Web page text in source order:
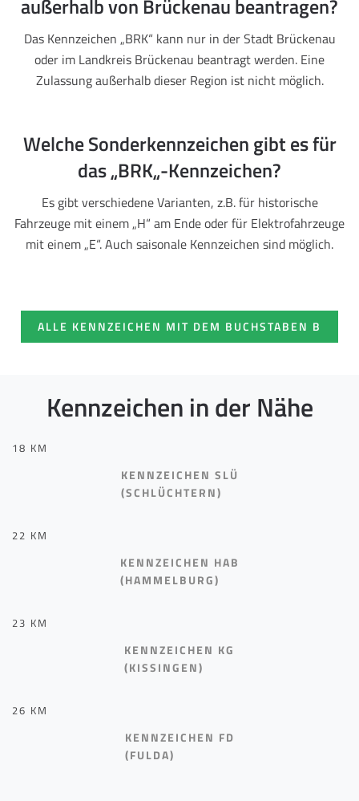
außerhalb von Brückenau beantragen?
Das Kennzeichen „BRK“ kann nur in der Stadt Brückenau
oder im Landkreis Brückenau beantragt werden. Eine
Zulassung außerhalb dieser Region ist nicht möglich.
Welche Sonderkennzeichen gibt es für
das „BRK„-Kennzeichen?
Es gibt verschiedene Varianten, z.B. für historische
Fahrzeuge mit einem „H“ am Ende oder für Elektrofahrzeuge
mit einem „E“. Auch saisonale Kennzeichen sind möglich.
ALLE KENNZEICHEN MIT DEM BUCHSTABEN B
Kennzeichen in der Nähe
18 KM
KENNZEICHEN SLÜ
(SCHLÜCHTERN)
22 KM
KENNZEICHEN HAB
(HAMMELBURG)
23 KM
KENNZEICHEN KG
(KISSINGEN)
26 KM
KENNZEICHEN FD
(FULDA)